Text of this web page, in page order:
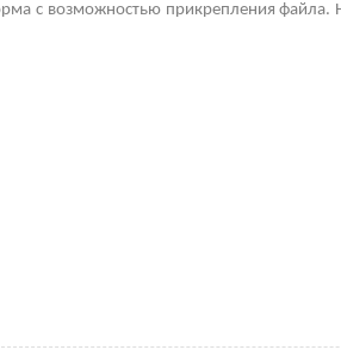
с возможностью прикрепления файла.